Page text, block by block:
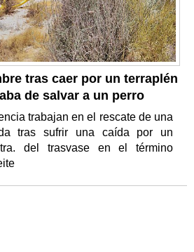
tras caer por un terraplén
de salvar a un perro
trabajan en el rescate de una
tras sufrir una caída por un
del trasvase en el término